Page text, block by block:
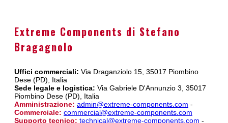
Extreme Components di Stefano
Bragagnolo
Uffici commerciali: Via Draganziolo 15, 35017 Piombino
Dese (PD), Italia
Sede legale e logistica: Via Gabriele D'Annunzio 3, 35017
Piombino Dese (PD), Italia
Amministrazione: admin@extreme-components.com -
Commerciale: commercial@extreme-components.com
Supporto tecnico: technical@extreme-components.com -